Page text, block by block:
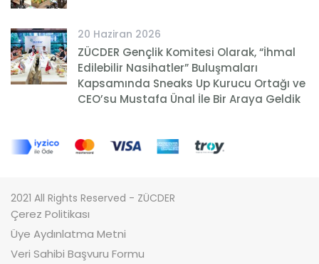
20 Haziran 2026
ZÜCDER Gençlik Komitesi Olarak, “İhmal
Edilebilir Nasihatler” Buluşmaları
Kapsamında Sneaks Up Kurucu Ortağı ve
CEO’su Mustafa Ünal İle Bir Araya Geldik
2021 All Rights Reserved - ZÜCDER
Çerez Politikası
Üye Aydınlatma Metni
Veri Sahibi Başvuru Formu